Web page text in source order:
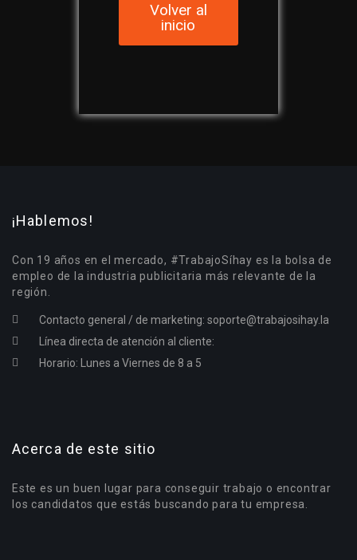
Volver al
inicio
¡Hablemos!
Con 19 años en el mercado, #TrabajoSíhay es la bolsa de
empleo de la industria publicitaria más relevante de la
región.
Contacto general / de marketing: soporte@trabajosihay.la
Línea directa de atención al cliente:
Horario: Lunes a Viernes de 8 a 5
Acerca de este sitio
Este es un buen lugar para conseguir trabajo o encontrar
los candidatos que estás buscando para tu empresa.